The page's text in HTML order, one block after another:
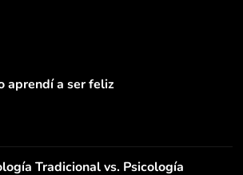
aprendí a ser feliz
Tradicional vs. Psicología